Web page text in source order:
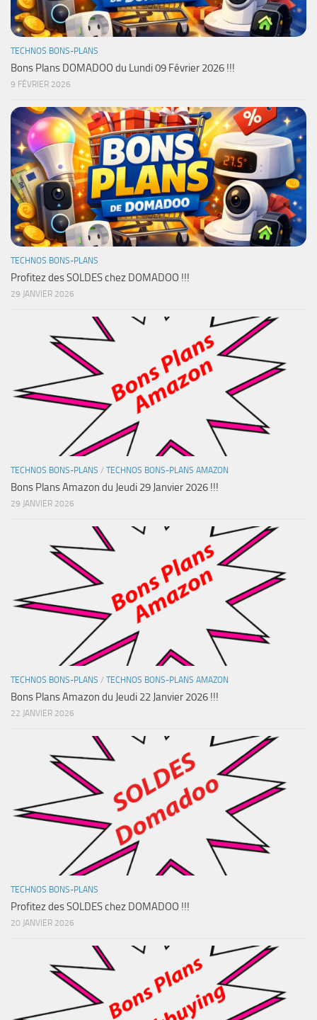
TECHNOS BONS-PLANS
Bons Plans DOMADOO du Lundi 09 Février 2026 !!!
9 FÉVRIER 2026
TECHNOS BONS-PLANS
Profitez des SOLDES chez DOMADOO !!!
29 JANVIER 2026
TECHNOS BONS-PLANS / TECHNOS BONS-PLANS AMAZON
Bons Plans Amazon du Jeudi 29 Janvier 2026 !!!
29 JANVIER 2026
TECHNOS BONS-PLANS / TECHNOS BONS-PLANS AMAZON
Bons Plans Amazon du Jeudi 22 Janvier 2026 !!!
22 JANVIER 2026
TECHNOS BONS-PLANS
Profitez des SOLDES chez DOMADOO !!!
20 JANVIER 2026